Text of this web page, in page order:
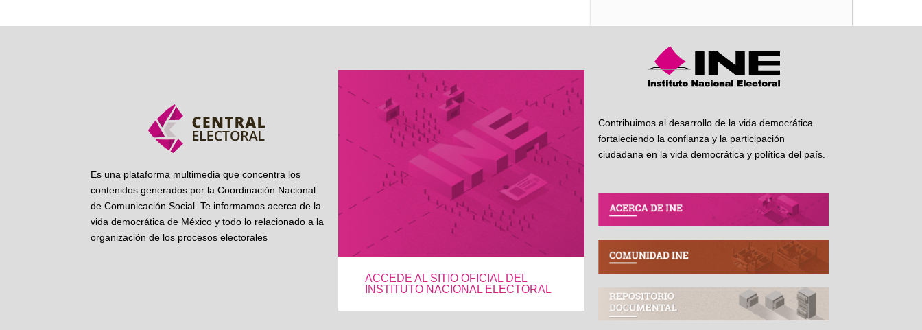
Es una plataforma multimedia que concentra los
contenidos generados por la Coordinación Nacional
de Comunicación Social. Te informamos acerca de la
vida democrática de México y todo lo relacionado a la
organización de los procesos electorales
ACCEDE AL SITIO OFICIAL DEL
INSTITUTO NACIONAL ELECTORAL
Contribuimos al desarrollo de la vida democrática
fortaleciendo la confianza y la participación
ciudadana en la vida democrática y política del país.